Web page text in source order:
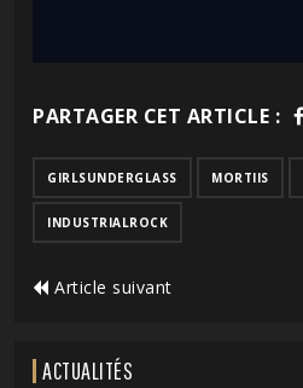
PARTAGER CET ARTICLE :
GIRLSUNDERGLASS MORTIIS
INDUSTRIALROCK
Article suivant
ACTUALITÉS